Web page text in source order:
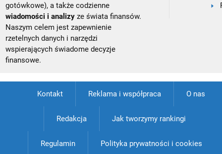
gotówkowe), a także codzienne
wiadomości i analizy ze świata finansów.
Naszym celem jest zapewnienie
rzetelnych danych i narzędzi
wspierających świadome decyzje
finansowe.
Kontakt Reklama i współpraca O nas
Redakcja Jak tworzymy rankingi
Regulamin Polityka prywatności i cookies